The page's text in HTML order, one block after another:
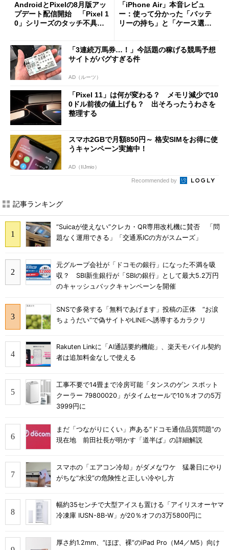
AndroidとPixelの8月版アッ
プデート配信開始 「Pixel 1
0」シリーズのタッチ不具合
「iPhone Air」本音レビュ
ー：使って分かった「バッテ
リーの持ち」と「ケース選
「3連続万馬券…！」今話題の稼げる競馬予想
サイトがバグすぎる件
AD（ルーツ）
「Pixel 11」は何が変わる？ メモリ減少で10
0ドル前後の値上げも？ 出そろったうわさを
整理する
スマホ2GBで月額850円～ 格安SIMをお得に使
うキャンペーン実施中！
AD（IIJmio）
Recommended by
記事ランキング
“Suicaが使えない”クレカ・QR専用改札機に賛否 「問
題なく運用できる」「交通系ICの方がスムーズ」
元グループ会社が「ドコモの銀行」になった不満を吸
収？ SBI新生銀行が「SBIの銀行」として最大5.2万円
のキャッシュバックキャンペーンを開催
SNSで多発する「無料であげます」投稿の正体 “お涙
ちょうだい”で偽サイトやLINEへ誘導するカラクリ
Rakuten Linkに「AI通話要約機能」、楽天モバイル契約
者は追加料金なしで使える
工事不要で14畳まで冷房可能「タンスのゲン スポット
クーラー 79800020」がタイムセールで10％オフの5万
3999円に
まだ「つながりにくい」声ある“ドコモ通信品質問題”の
現在地 前田社長が明かす「道半ば」の詳細解説
スマホの「エアコン冷却」がダメなワケ 猛暑日にやり
がちな“水没”の危険性と正しい冷やし方
幅約35センチで大型アイスも置ける「アイリスオーヤマ
冷凍庫 IUSN-8B-W」が20％オフの3万5800円に
厚さ約1.2mm、“ほぼ、裸”のiPad Pro（M4／M5）向け